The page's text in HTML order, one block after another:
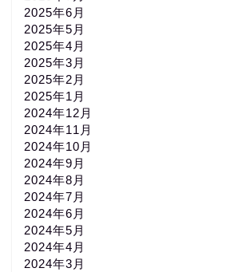
2025年6月
2025年5月
2025年4月
2025年3月
2025年2月
2025年1月
2024年12月
2024年11月
2024年10月
2024年9月
2024年8月
2024年7月
2024年6月
2024年5月
2024年4月
2024年3月